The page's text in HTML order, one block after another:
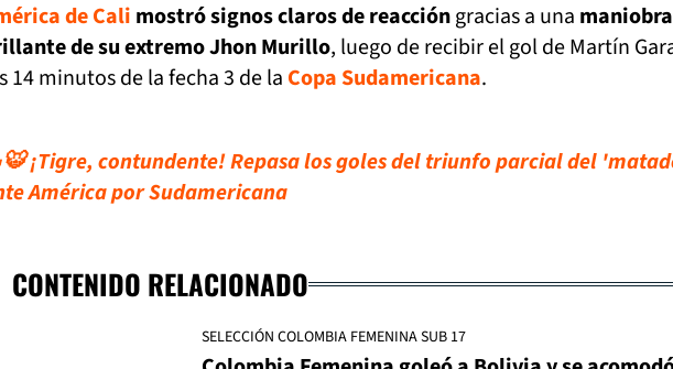
de Cali mostró signos claros de reaccióngracias a una maniobra
de su extremo Jhon Murillo, luego de recibir el gol de Martín
14 minutos de la fecha 3 de la Copa Sudamericana.
¡Tigre, contundente! Repasa los goles del triunfo parcial del
América por Sudamericana
CONTENIDO RELACIONADO
SELECCIÓN COLOMBIA FEMENINA SUB 17